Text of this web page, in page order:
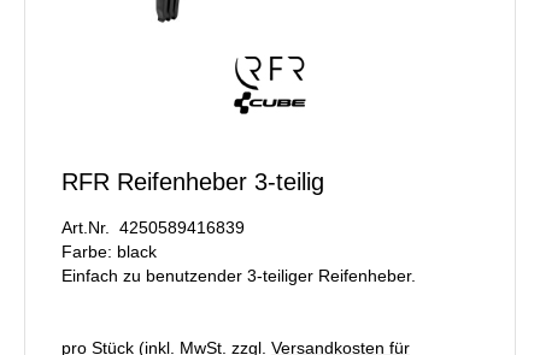
RFR Reifenheber 3-teilig
Art.Nr. 4250589416839
Farbe: black
Einfach zu benutzender 3-teiliger Reifenheber.
pro Stück (inkl. MwSt. zzgl. Versandkosten für